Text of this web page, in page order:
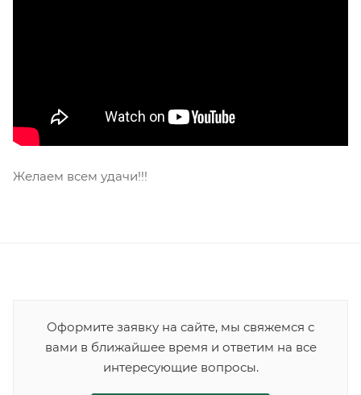
Желаем всем удачи!!!
Оформите заявку на сайте, мы свяжемся с
вами в ближайшее время и ответим на все
интересующие вопросы.